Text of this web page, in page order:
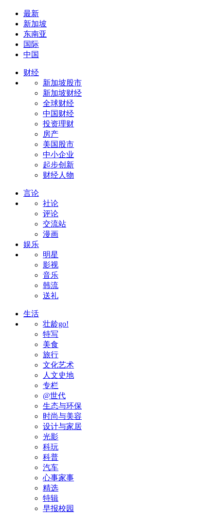
最新
新加坡
东南亚
国际
中国
财经
新加坡股市
新加坡财经
全球财经
中国财经
投资理财
房产
美国股市
中小企业
起步创新
财经人物
言论
社论
评论
交流站
漫画
娱乐
明星
影视
音乐
韩流
送礼
生活
壮龄go!
特写
美食
旅行
文化艺术
人文史地
专栏
@世代
生态与环保
时尚与美容
设计与家居
光影
科玩
科普
汽车
心事家事
精选
特辑
早报校园